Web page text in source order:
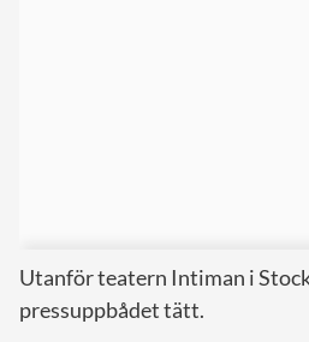
Utanför teatern Intiman i
pressuppbådet tätt.